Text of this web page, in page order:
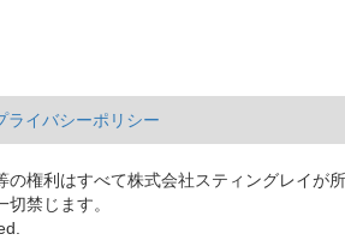
ライバシーポリシー
の権利はすべて株式会社スティングレイが
禁じます。